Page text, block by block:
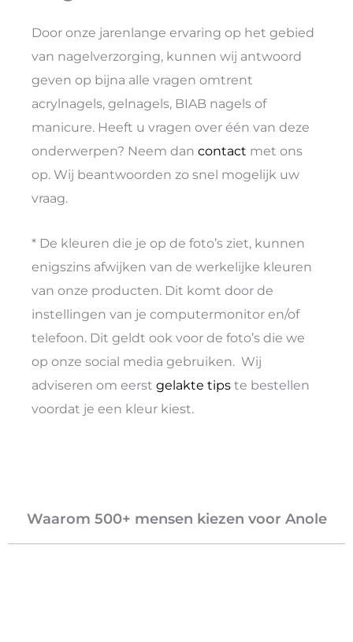
Door onze jarenlange ervaring op het gebied
van nagelverzorging, kunnen wij antwoord
geven op bijna alle vragen omtrent
acrylnagels, gelnagels, BIAB nagels of
manicure. Heeft u vragen over één van deze
onderwerpen? Neem dan contact met ons
op. Wij beantwoorden zo snel mogelijk uw
vraag.
* De kleuren die je op de foto’s ziet, kunnen
enigszins afwijken van de werkelijke kleuren
van onze producten. Dit komt door de
instellingen van je computermonitor en/of
telefoon. Dit geldt ook voor de foto’s die we
op onze social media gebruiken. Wij
adviseren om eerst gelakte tips te bestellen
voordat je een kleur kiest.
Waarom 500+ mensen kiezen voor Anole